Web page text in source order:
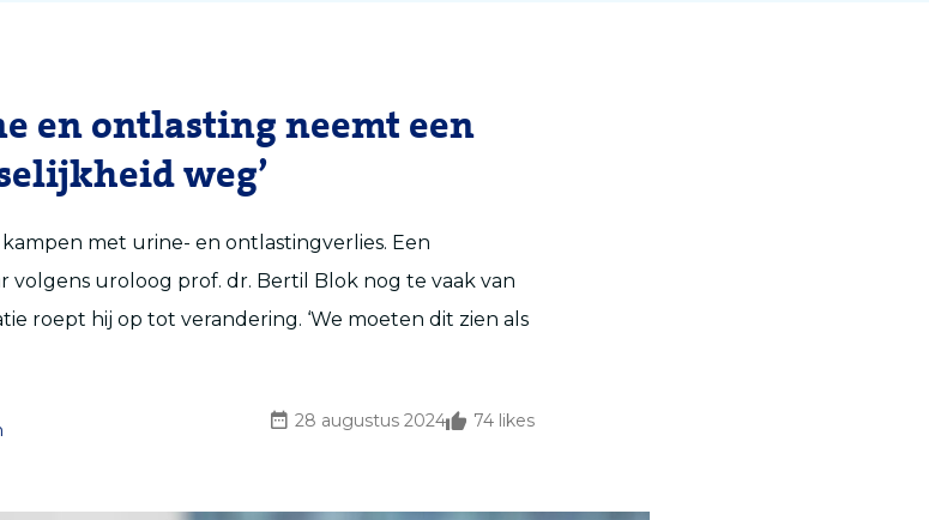
en ontlasting neemt een
weg’
met urine- en ontlastingverlies. Een
volgens uroloog prof. dr. Bertil Blok nog te vaak van
roept hij op tot verandering. ‘We moeten dit zien als
28 augustus 2024 74 likes